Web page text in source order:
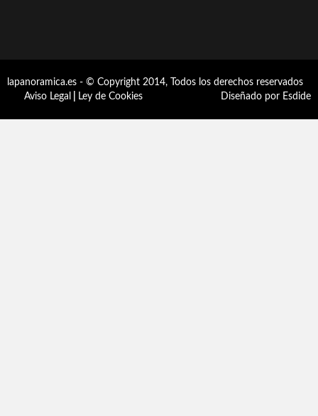
lapanoramica.es - © Copyright 2014, Todos los derechos reservados
Aviso Legal
Ley de Cookies Diseñado por Esdide